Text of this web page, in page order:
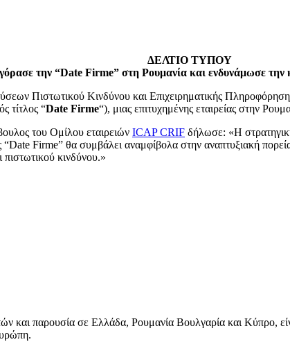
ΔΕΛΤΙΟ ΤΥΠΟΥ
την “Date Firme” στη Ρουμανία και ενδυνάμωσε
Πιστωτικού Κινδύνου και Επιχειρηματικής
τίτλος “Date Firme“), μιας επιτυχημένης εταιρείας στην
του Ομίλου εταιρειών ICAP CRIF δήλωσε: «Η
Firme” θα συμβάλει αναμφίβολα στην αναπτυξιακή
κινδύνου.»
και παρουσία σε Ελλάδα, Ρουμανία Βουλγαρία και Κύπρο,